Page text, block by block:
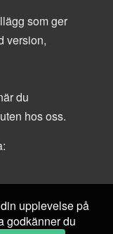
som ger
version,
du
hos oss.
upplevelse på
godkänner du